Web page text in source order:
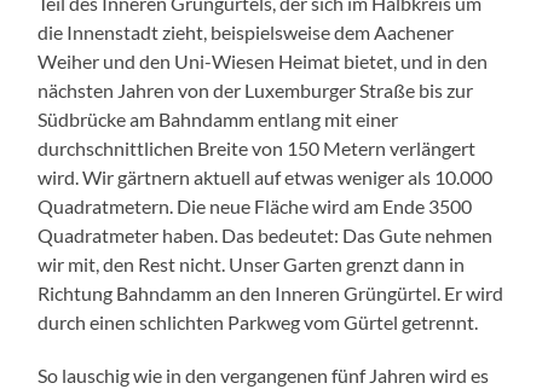
die Innenstadt zieht, beispielsweise dem Aachener
Weiher und den Uni-Wiesen Heimat bietet, und in den
nächsten Jahren von der Luxemburger Straße bis zur
Südbrücke am Bahndamm entlang mit einer
durchschnittlichen Breite von 150 Metern verlängert
wird. Wir gärtnern aktuell auf etwas weniger als 10.000
Quadratmetern. Die neue Fläche wird am Ende 3500
Quadratmeter haben. Das bedeutet: Das Gute nehmen
wir mit, den Rest nicht. Unser Garten grenzt dann in
Richtung Bahndamm an den Inneren Grüngürtel. Er wird
durch einen schlichten Parkweg vom Gürtel getrennt.
So lauschig wie in den vergangenen fünf Jahren wird es